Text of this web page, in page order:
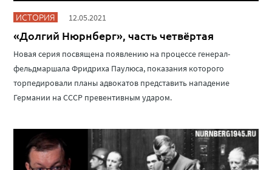
ИСТОРИЯ 12.05.2021
«Долгий Нюрнберг», часть четвёртая
Новая серия посвящена появлению на процессе генерал-
фельдмаршала Фридриха Паулюса, показания которого
торпедировали планы адвокатов представить нападение
Германии на СССР превентивным ударом.